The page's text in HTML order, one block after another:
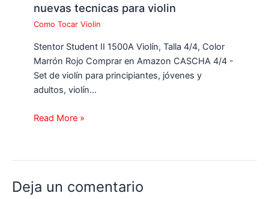
nuevas tecnicas para violin
Como Tocar Violin
Stentor Student II 1500A Violín, Talla 4/4, Color
Marrón Rojo Comprar en Amazon CASCHA 4/4 -
Set de violín para principiantes, jóvenes y
adultos, violín…
Read More »
Deja un comentario